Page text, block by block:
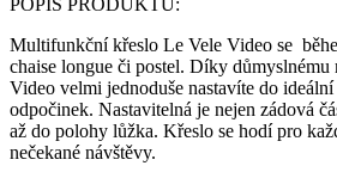
POPIS PRODUKTU:
Multifunkční křeslo Le Vele Video se
chaise longue či postel. Díky důmyslnému
Video velmi jednoduše nastavíte do
odpočinek. Nastavitelná je nejen zádová
až do polohy lůžka. Křeslo se hodí pro
nečekané návštěvy.